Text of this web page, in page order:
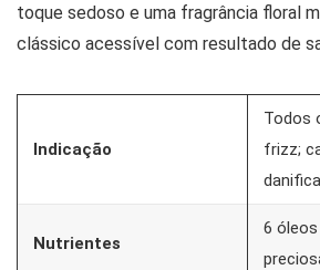
toque sedoso e uma fragrância floral
clássico acessível com resultado de
Indicação
Todos
frizz;
Nutrientes
6